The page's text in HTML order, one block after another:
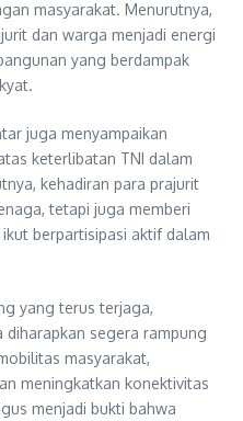
masyarakat. Menurutnya,
dan warga menjadi energi
yang berdampak
juga menyampaikan
keterlibatan TNI dalam
kehadiran para prajurit
tetapi juga memberi
berpartisipasi aktif dalam
yang terus terjaga,
diharapkan segera rampung
masyarakat,
meningkatkan konektivitas
menjadi bukti bahwa